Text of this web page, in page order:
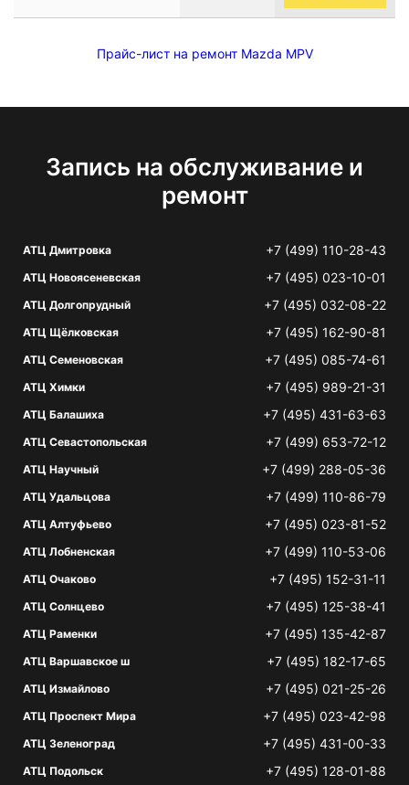
Прайс-лист на ремонт Mazda MPV
Запись на обслуживание и
ремонт
АТЦ Дмитровка +7 (499) 110-28-43
АТЦ Новоясеневская +7 (495) 023-10-01
АТЦ Долгопрудный +7 (495) 032-08-22
АТЦ Щёлковская +7 (495) 162-90-81
АТЦ Семеновская +7 (495) 085-74-61
АТЦ Химки +7 (495) 989-21-31
АТЦ Балашиха +7 (495) 431-63-63
АТЦ Севастопольская +7 (499) 653-72-12
АТЦ Научный +7 (499) 288-05-36
АТЦ Удальцова +7 (499) 110-86-79
АТЦ Алтуфьево +7 (495) 023-81-52
АТЦ Лобненская +7 (499) 110-53-06
АТЦ Очаково +7 (495) 152-31-11
АТЦ Солнцево +7 (495) 125-38-41
АТЦ Раменки +7 (495) 135-42-87
АТЦ Варшавское ш +7 (495) 182-17-65
АТЦ Измайлово +7 (495) 021-25-26
АТЦ Проспект Мира +7 (495) 023-42-98
АТЦ Зеленоград +7 (495) 431-00-33
АТЦ Подольск +7 (495) 128-01-88